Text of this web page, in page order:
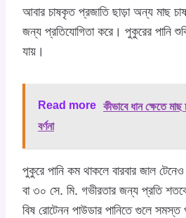
আবার চাষকৃত প্রজাতি ছাড়া অন্য মাছ
জন্য প্রতিযোগিতা করে। পুকুরের পানি
যায়।
Read more কীভাবে ধান ক্ষেতে
বর্ণনা
পুকুরে পানি কম থাকলে বারবার জাল
বা ৩০ সে. মি. গভীরতার জন্য প্রতি
বিষ রোটেনন পাউডার পানিতে গুলে সমস্ত